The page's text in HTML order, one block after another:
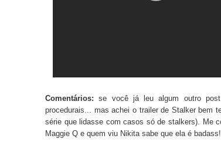
Comentários: se você já leu algum outro
procedurais... mas achei o trailer de Stalker bem
série que lidasse com casos só de stalkers). Me
Maggie Q e quem viu Nikita sabe que ela é badass!